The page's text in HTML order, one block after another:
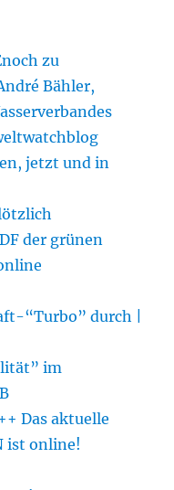
zu
Bähler,
jetzt und in
der grünen
“Turbo” durch |
im
Das aktuelle
ist online!